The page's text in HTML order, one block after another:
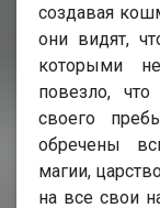
создавая
они видят,
которыми
повезло,
своего
обречены
магии,
на все свои